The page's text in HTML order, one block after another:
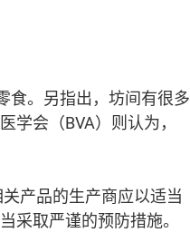
食。另指出，坊间有很多
会（BVA）则认为，
产品的生产商应以适当
采取严谨的预防措施。